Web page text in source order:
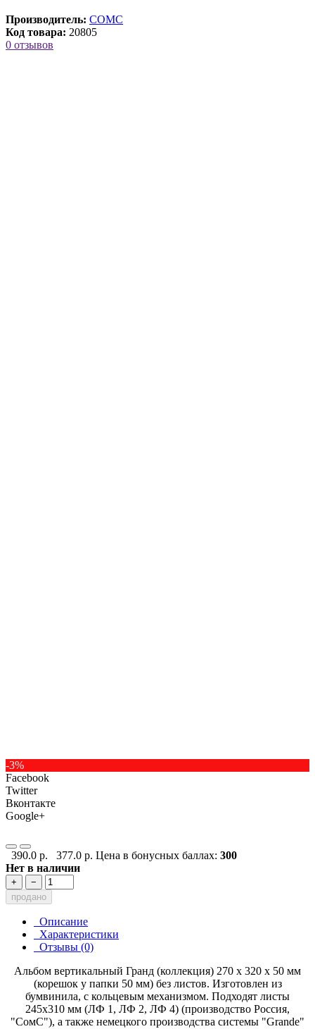
Производитель: СОМС
Код товара: 20805
0 отзывов
-3%
Facebook
Twitter
Вконтакте
Google+
390.0 р. 377.0 р. Цена в бонусных баллах: 300
Нет в наличии
+
−
продано
Описание
Характеристики
Отзывы (0)
Альбом вертикальный Гранд (коллекция) 270 х 320 х 50 мм
(корешок у папки 50 мм) без листов. Изготовлен из
бумвинила, с кольцевым механизмом. Подходят листы
245х310 мм (ЛФ 1, ЛФ 2, ЛФ 4) (производство Россия,
"СомС"), а также немецкого производства системы "Grande"